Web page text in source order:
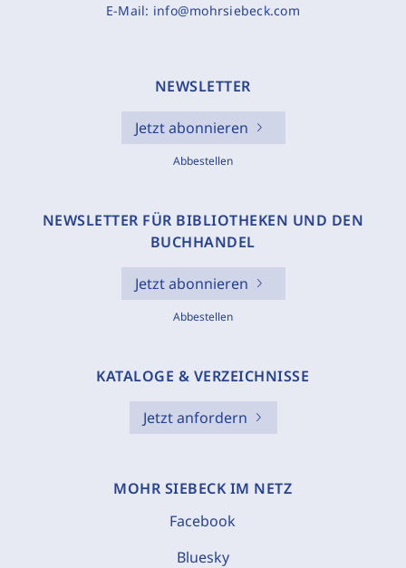
E-Mail: info@mohrsiebeck.com
NEWSLETTER
Jetzt abonnieren
Abbestellen
NEWSLETTER FÜR BIBLIOTHEKEN UND DEN
BUCHHANDEL
Jetzt abonnieren
Abbestellen
KATALOGE & VERZEICHNISSE
Jetzt anfordern
MOHR SIEBECK IM NETZ
Facebook
Bluesky